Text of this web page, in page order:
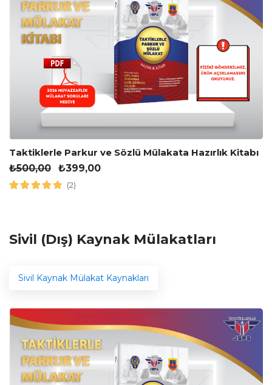
Taktiklerle Parkur ve Sözlü Mülakata Hazırlık Kitabı
₺500,00 ₺399,00
(2)
Sivil (Dış) Kaynak Mülakatları
Sivil Kaynak Mülakat Kaynakları